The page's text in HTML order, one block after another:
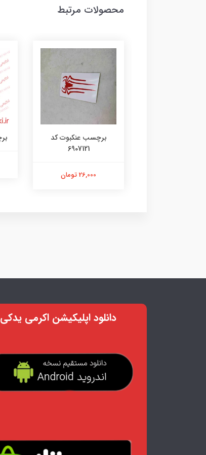
محصولات مرتبط
برچسب دختر 14706135
دانلود اپلیکیشن اکرمی یدکی